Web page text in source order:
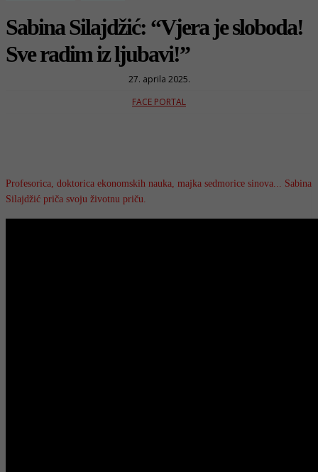
Sabina Silajdžić: “Vjera je sloboda!
Sve radim iz ljubavi!”
27. aprila 2025.
FACE PORTAL
Profesorica, doktorica ekonomskih nauka, majka sedmorice sinova... Sabina
Silajdžić priča svoju životnu priču.